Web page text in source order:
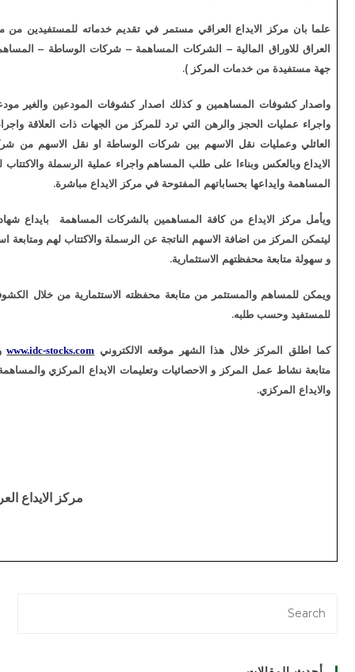
العراقي مستمر في تقديم خدماته للمستفيدين من مركز الايداع وهم ( سوق
– الشركات المساهمة – شركات الوساطة – المساهمين والمستثمرين – واي
المركز ).
و كذلك اصدار كشوفات المودعين والغير مودعين للشركات المساهمة
والرهن التي ترد للمركز من الجهات ذات العلاقة واجراء عمليات الارثية والتنازل
الاسهم بين شركات الوساطة او نقل الاسهم من شركات الوساطة الى مركز
على طلب المساهم واجراء عملية الرسملة والاكتتاب للمساهمين في الشركات
المفتوحة في مركز الايداع مباشرة.
من كافة المساهمين بالشركات المساهمة بايداع شهادات اسهمهم في المركز
الاسهم الناتجة عن الرسملة والاكتتاب لهم ومتابعة استثماراتهم بصورة صحيحة
الاستثمارية.
من متابعة محفظته الاستثمارية من خلال الكشوفات التي يصدرها المركز
هذا الشهر موقعه الالكتروني www.idc-stocks.com و امكانية الاطلاع عليه و
و الاحصائيات وتعليمات الايداع المركزي والمساهمة في نشر ثقافة البورصة